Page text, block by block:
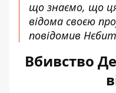
що знаємо, що
відома своєю
повідомив
Вбивство